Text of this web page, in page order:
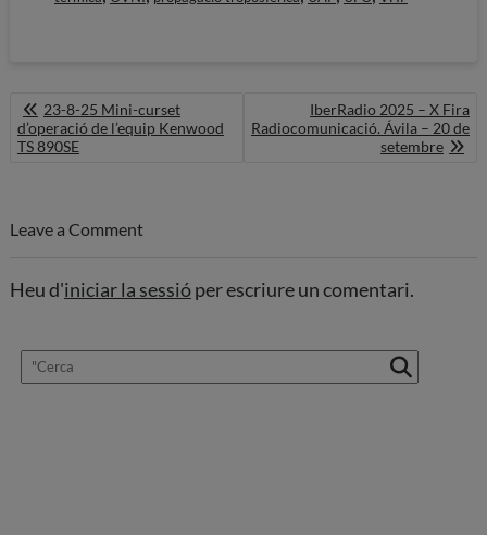
Navegació
d'entrades
23-8-25 Mini-curset
d’operació de l’equip Kenwood
TS 890SE
IberRadio 2025 – X Fira
Radiocomunicació. Ávila – 20 de
setembre
Leave a Comment
Heu d'iniciar la sessióper escriure un comentari.